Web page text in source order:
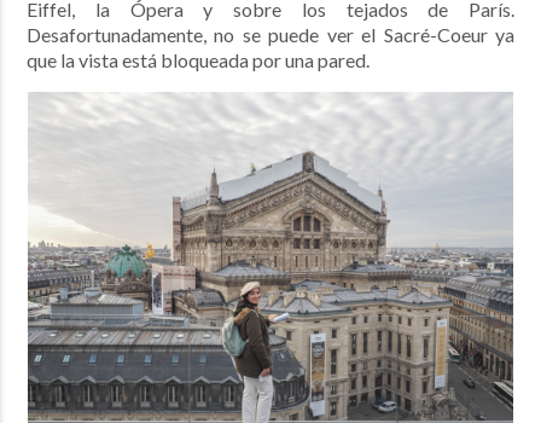
Eiffel, la Ópera y sobre los tejados de París.
Desafortunadamente, no se puede ver el Sacré-Coeur ya
que la vista está bloqueada por una pared.